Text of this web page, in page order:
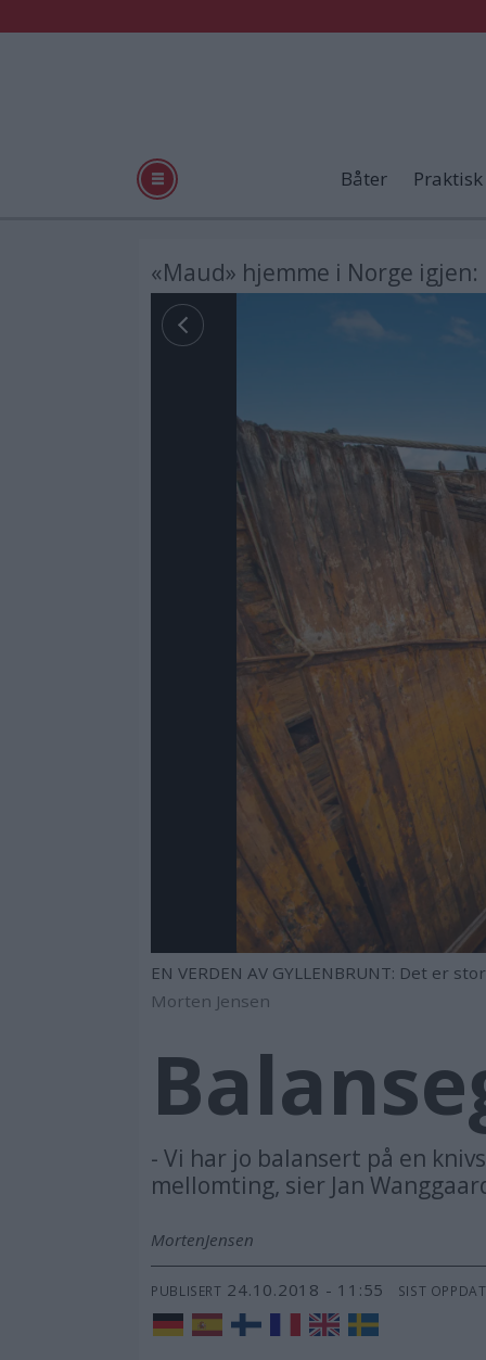
Båter Praktisk
«Maud» hjemme i Norge igjen:
EN VERDEN AV GYLLENBRUNT: Det er
Morten Jensen
- Vi har jo balansert på en
mellomting, sier Jan
MortenJensen
PUBLISERT 24.10.2018 - 11:55 SIST